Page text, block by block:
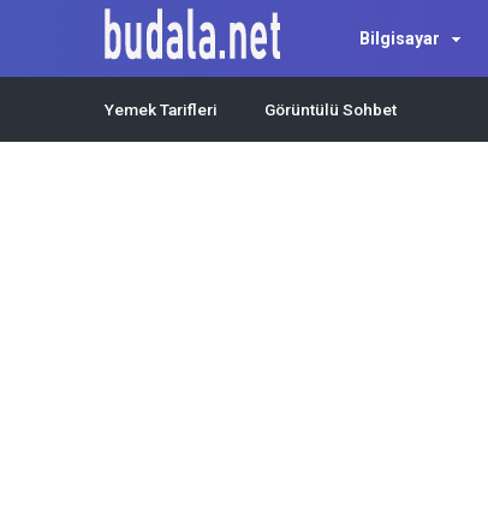
Bilgisayar
Yemek Tarifleri Görüntülü Sohbet